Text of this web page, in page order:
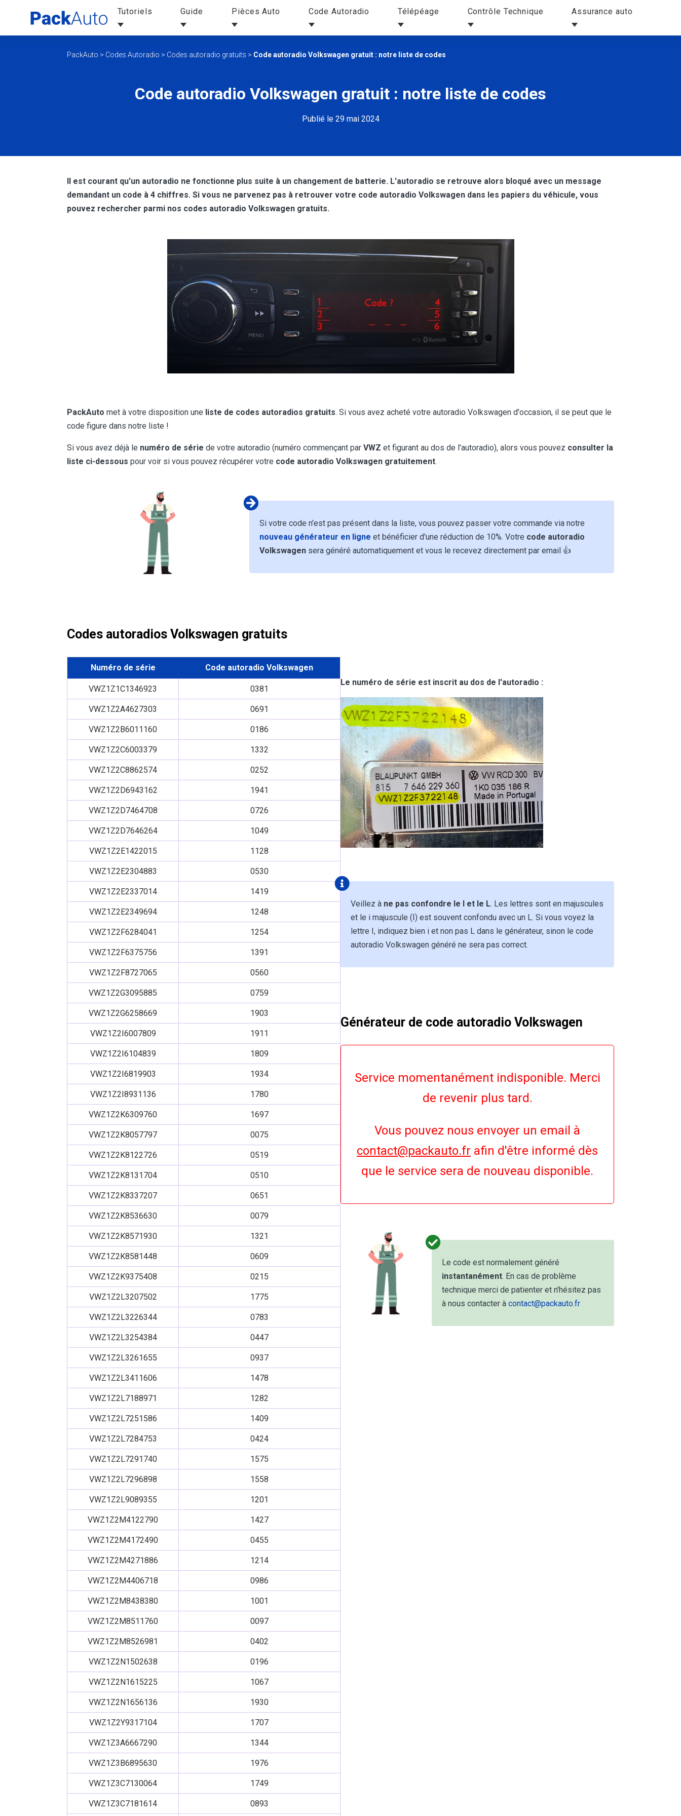
Tutoriels Guide Pièces Auto Code Autoradio Télépéage Contrôle Technique Assurance auto
PackAuto > Codes Autoradio > Codes autoradio gratuits > Code autoradio Volkswagen gratuit : notre liste de codes
Code autoradio Volkswagen gratuit : notre liste de codes
Publié le 29 mai 2024
Il est courant qu'un autoradio ne fonctionne plus suite à un changement de batterie. L'autoradio se retrouve alors bloqué avec un message
demandant un code à 4 chiffres. Si vous ne parvenez pas à retrouver votre code autoradio Volkswagen dans les papiers du véhicule, vous
pouvez rechercher parmi nos codes autoradio Volkswagen gratuits.
PackAuto met à votre disposition une liste de codes autoradios gratuits. Si vous avez acheté votre autoradio Volkswagen d'occasion, il se peut que le
code figure dans notre liste !
Si vous avez déjà le numéro de série de votre autoradio (numéro commençant par VWZ et figurant au dos de l'autoradio), alors vous pouvez consulter la
liste ci-dessous pour voir si vous pouvez récupérer votre code autoradio Volkswagen gratuitement.
Si votre code n'est pas présent dans la liste, vous pouvez passer votre commande via notre
nouveau générateur en ligne et bénéficier d'une réduction de 10%. Votre code autoradio
Volkswagensera généré automatiquement et vous le recevez directement par email 👍
Codes autoradios Volkswagen gratuits
Numéro de série Code autoradio Volkswagen
VWZ1Z1C1346923 0381
VWZ1Z2A4627303 0691
VWZ1Z2B6011160 0186
VWZ1Z2C6003379 1332
VWZ1Z2C8862574 0252
VWZ1Z2D6943162 1941
VWZ1Z2D7464708 0726
VWZ1Z2D7646264 1049
VWZ1Z2E1422015 1128
VWZ1Z2E2304883 0530
VWZ1Z2E2337014 1419
VWZ1Z2E2349694 1248
VWZ1Z2F6284041 1254
VWZ1Z2F6375756 1391
VWZ1Z2F8727065 0560
VWZ1Z2G3095885 0759
VWZ1Z2G6258669 1903
VWZ1Z2I6007809 1911
VWZ1Z2I6104839 1809
VWZ1Z2I6819903 1934
VWZ1Z2I8931136 1780
VWZ1Z2K6309760 1697
VWZ1Z2K8057797 0075
VWZ1Z2K8122726 0519
VWZ1Z2K8131704 0510
VWZ1Z2K8337207 0651
VWZ1Z2K8536630 0079
VWZ1Z2K8571930 1321
VWZ1Z2K8581448 0609
VWZ1Z2K9375408 0215
VWZ1Z2L3207502 1775
VWZ1Z2L3226344 0783
VWZ1Z2L3254384 0447
VWZ1Z2L3261655 0937
VWZ1Z2L3411606 1478
VWZ1Z2L7188971 1282
VWZ1Z2L7251586 1409
VWZ1Z2L7284753 0424
VWZ1Z2L7291740 1575
VWZ1Z2L7296898 1558
VWZ1Z2L9089355 1201
VWZ1Z2M4122790 1427
VWZ1Z2M4172490 0455
VWZ1Z2M4271886 1214
VWZ1Z2M4406718 0986
VWZ1Z2M8438380 1001
VWZ1Z2M8511760 0097
VWZ1Z2M8526981 0402
VWZ1Z2N1502638 0196
VWZ1Z2N1615225 1067
VWZ1Z2N1656136 1930
VWZ1Z2Y9317104 1707
VWZ1Z3A6667290 1344
VWZ1Z3B6895630 1976
VWZ1Z3C7130064 1749
VWZ1Z3C7181614 0893
Le numéro de série est inscrit au dos de l'autoradio :
Veillez à ne pas confondre le I et le L. Les lettres sont en majuscules
et le i majuscule (I) est souvent confondu avec un L. Si vous voyez la
lettre I, indiquez bien i et non pas L dans le générateur, sinon le code
autoradio Volkswagen généré ne sera pas correct.
Générateur de code autoradio Volkswagen
Service momentanément indisponible. Merci
de revenir plus tard.
Vous pouvez nous envoyer un email à
contact@packauto.fr afin d'être informé dès
que le service sera de nouveau disponible.
Le code est normalement généré
instantanément. En cas de problème
technique merci de patienter et n'hésitez pas
à nous contacter à contact@packauto.fr